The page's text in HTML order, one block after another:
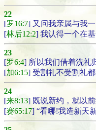
22
[罗16:7] 又问我亲属与我
[林后12:2] 我认得一个在
23
[罗6:4] 所以我们借着洗礼
[加6:15] 受割礼不受割礼
24
[来8:13] 既说新约，就以
[赛65:17] “看哪!我造新天